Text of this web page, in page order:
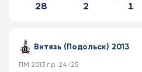
28 2 1
Витязь (Подольск) 2013
ПМ 2013 г.р. 24/25